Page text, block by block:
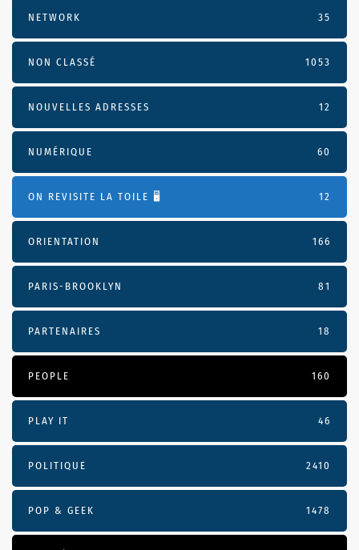
NETWORK 35
NON CLASSÉ 1053
NOUVELLES ADRESSES 12
NUMÉRIQUE 60
ON REVISITE LA TOILE 🖥️ 12
ORIENTATION 166
PARIS-BROOKLYN 81
PARTENAIRES 18
PEOPLE 160
PLAY IT 46
POLITIQUE 2410
POP & GEEK 1478